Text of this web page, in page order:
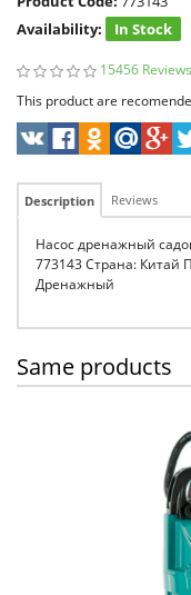
Availability:
In Stock
15456 Reviews
This product are
Description Reviews
Насос дренажный
773143 Страна: Китай
Дренажный
Same products